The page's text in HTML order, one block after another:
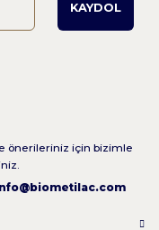
KAYDOL
önerileriniz için bizimle